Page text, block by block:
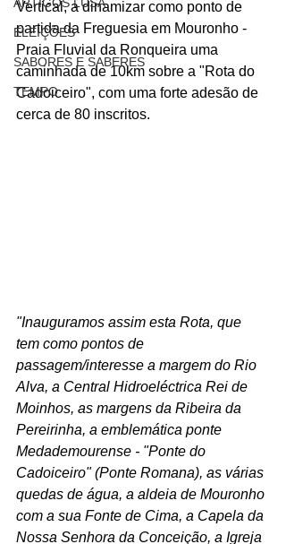
ELEIÇÕES
SABORES E SABERES
TEMPO
Vertical, a dinamizar como ponto de
partida da Freguesia em Mouronho -
Praia Fluvial da Ronqueira uma
caminhada de 10km sobre a "Rota do
Cadoiceiro", com uma forte adesão de
cerca de 80 inscritos.
"Inauguramos assim esta Rota, que
tem como pontos de
passagem/interesse a margem do Rio
Alva, a Central Hidroeléctrica Rei de
Moinhos, as margens da Ribeira da
Pereirinha, a emblemática ponte
Medademourense - "Ponte do
Cadoiceiro" (Ponte Romana), as várias
quedas de água, a aldeia de Mouronho
com a sua Fonte de Cima, a Capela da
Nossa Senhora da Conceição, a Igreja